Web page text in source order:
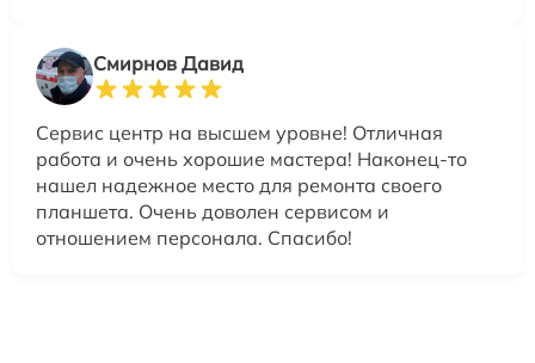
Смирнов Давид
Сервис центр на высшем уровне! Отличная
работа и очень хорошие мастера! Наконец-то
нашел надежное место для ремонта своего
планшета. Очень доволен сервисом и
отношением персонала. Спасибо!